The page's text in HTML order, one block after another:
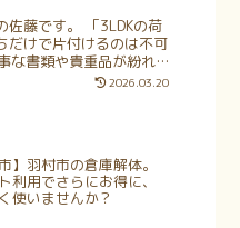
佐藤です。 「3LDKの荷
だけで片付けるのは不可
書類や貴重品が紛れて
が不安」 部屋数が多いほ
2026.03.20
】羽村市の倉庫解体。
利用でさらにお得に、
使いませんか？